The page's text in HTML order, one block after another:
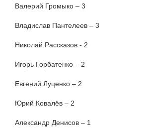
Валерий Громыко – 3
Владислав Пантелеев – 3
Николай Рассказов - 2
Игорь Горбатенко – 2
Евгений Луценко – 2
Юрий Ковалёв – 2
Александр Денисов – 1